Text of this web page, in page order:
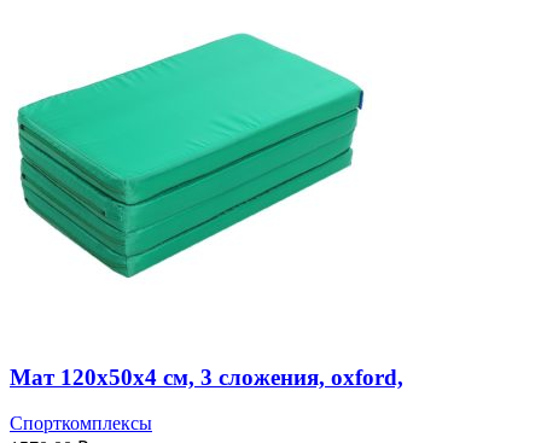
Мат 120х50х4 см, 3 сложения, oxford,
Спорткомплексы